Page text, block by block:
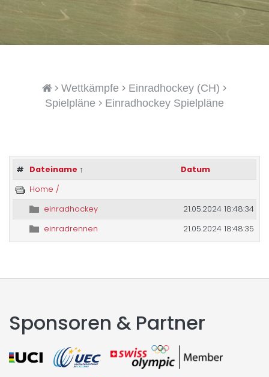
> Wettkämpfe > Einradhockey (CH) >
Spielpläne > Einradhockey Spielpläne
# Dateiname ↑
Datum
Home /
einradhockey
21.05.2024 18:48:34
einradrennen
21.05.2024 18:48:35
Sponsoren & Partner